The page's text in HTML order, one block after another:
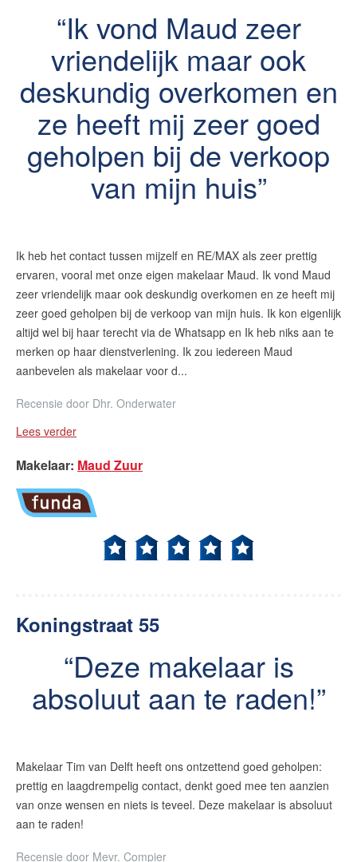
Ik vond Maud zeer
vriendelijk maar ook
deskundig overkomen en
ze heeft mij zeer goed
geholpen bij de verkoop
van mijn huis
Ik heb het contact tussen mijzelf en RE/MAX als zeer prettig
ervaren, vooral met onze eigen makelaar Maud. Ik vond Maud
zeer vriendelijk maar ook deskundig overkomen en ze heeft mij
zeer goed geholpen bij de verkoop van mijn huis. Ik kon eigenlijk
altijd wel bij haar terecht via de Whatsapp en Ik heb niks aan te
merken op haar dienstverlening. Ik zou iedereen Maud
aanbevelen als makelaar voor d...
Recensie door Dhr. Onderwater
Lees verder
Makelaar: Maud Zuur
Koningstraat 55
Deze makelaar is
absoluut aan te raden!
Makelaar Tim van Delft heeft ons ontzettend goed geholpen:
prettig en laagdrempelig contact, denkt goed mee ten aanzien
van onze wensen en niets is teveel. Deze makelaar is absoluut
aan te raden!
Recensie door Mevr. Compier